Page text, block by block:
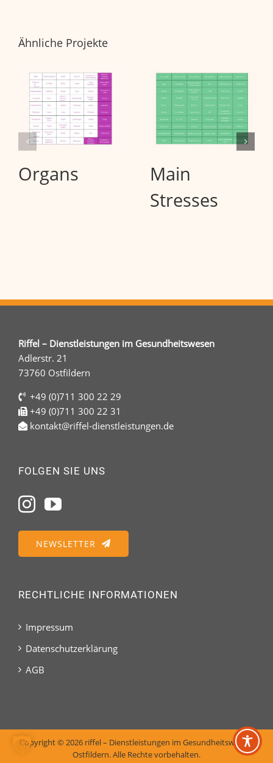
Ähnliche Projekte
Organs
Main
Stresses
Riffel – Dienstleistungen im Gesundheitswesen
Adlerstr. 21
73760 Ostfildern
+49 (0)711 300 22 29
+49 (0)711 300 22 31
kontakt@riffel-dienstleistungen.de
FOLGEN SIE UNS
NEWSLETTER
RECHTLICHE INFORMATIONEN
Impressum
Datenschutzerklärung
AGB
Copyright ©2026 riffel – Dienstleistungen im Gesundheitswesen,
Ostfildern. Alle Rechte vorbehalten.